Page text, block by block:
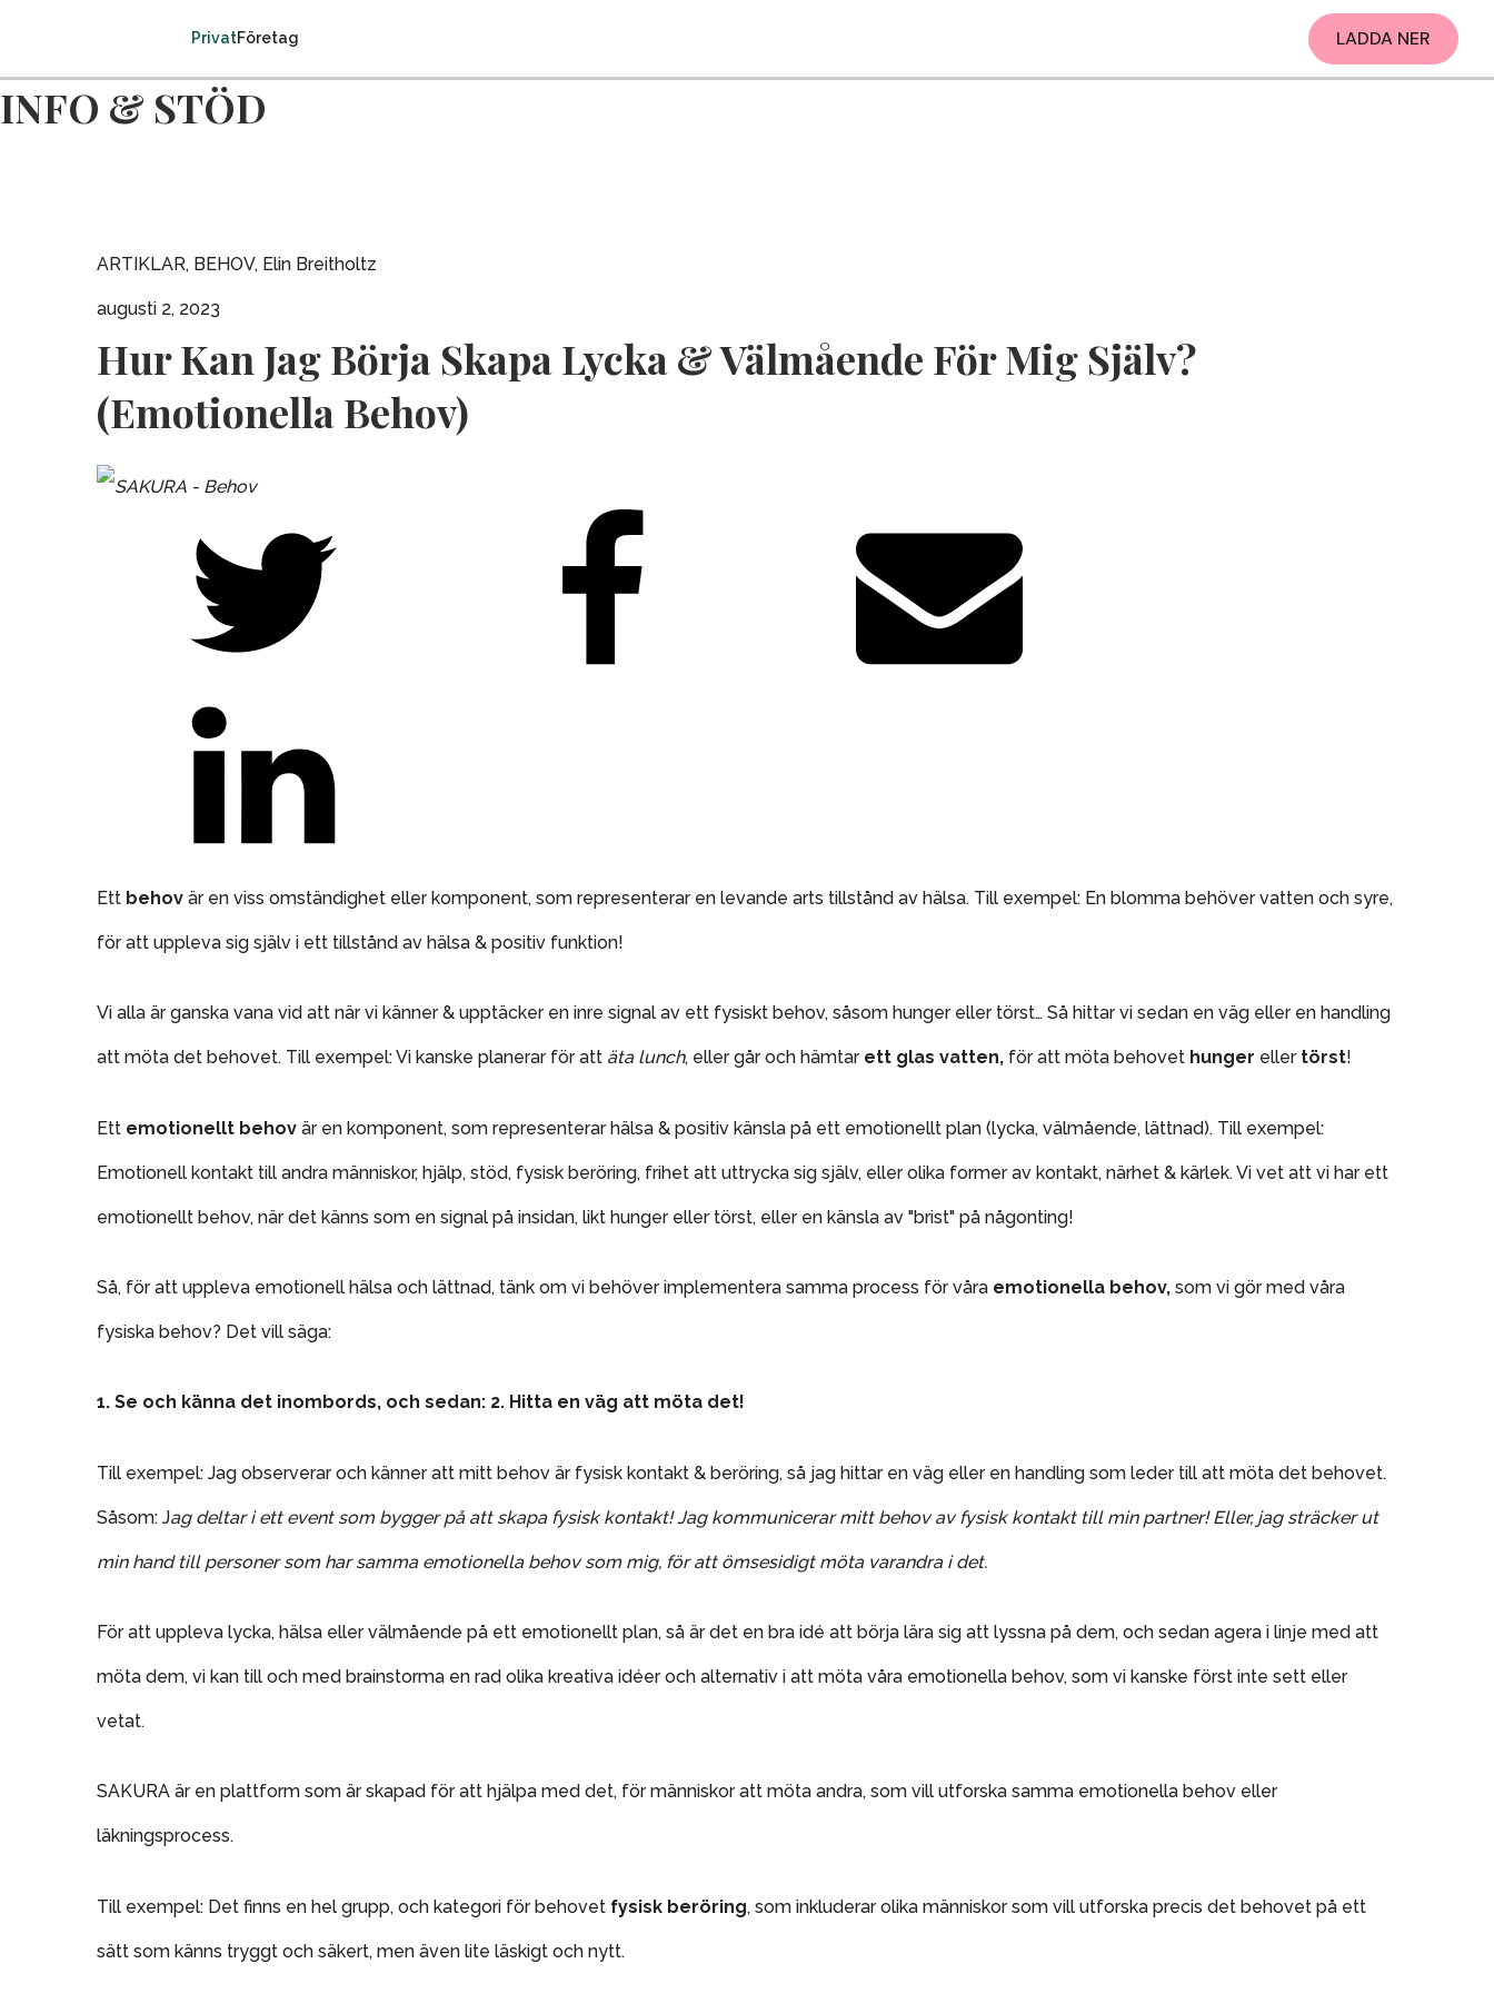
PrivatFöretag LADDA NER
INFO & STÖD
ARTIKLAR, BEHOV, Elin Breitholtz
augusti 2, 2023
Hur Kan Jag Börja Skapa Lycka & Välmående För Mig Själv?
(Emotionella Behov)
Ett behov är en viss omständighet eller komponent, som representerar en levande arts tillstånd av hälsa. Till exempel: En blomma behöver vatten och syre,
för att uppleva sig själv i ett tillstånd av hälsa & positiv funktion!
Vi alla är ganska vana vid att när vi känner & upptäcker en inre signal av ett fysiskt behov, såsom hunger eller törst… Så hittar vi sedan en väg eller en handling
att möta det behovet. Till exempel: Vi kanske planerar för att äta lunch, eller går och hämtar ett glas vatten, för att möta behovet hunger eller törst!
Ett emotionellt behov är en komponent, som representerar hälsa & positiv känsla på ett emotionellt plan (lycka, välmående, lättnad). Till exempel:
Emotionell kontakt till andra människor, hjälp, stöd, fysisk beröring, frihet att uttrycka sig själv, eller olika former av kontakt, närhet & kärlek. Vi vet att vi har ett
emotionellt behov, när det känns som en signal på insidan, likt hunger eller törst, eller en känsla av "brist" på någonting!
Så, för att uppleva emotionell hälsa och lättnad, tänk om vi behöver implementera samma process för våra emotionella behov,som vi gör med våra
fysiska behov? Det vill säga:
1. Se och känna det inombords, och sedan: 2. Hitta en väg att möta det!
Till exempel: Jag observerar och känner att mitt behov är fysisk kontakt & beröring, så jag hittar en väg eller en handling som leder till att möta det behovet.
Såsom: Jag deltar i ett event som bygger på att skapa fysisk kontakt! Jag kommunicerar mitt behov av fysisk kontakt till min partner! Eller, jag sträcker ut
min hand till personer som har samma emotionella behov som mig, för att ömsesidigt möta varandra i det.
För att uppleva lycka, hälsa eller välmående på ett emotionellt plan, så är det en bra idé att börja lära sig att lyssna på dem, och sedan agera i linje med att
möta dem, vi kan till och med brainstorma en rad olika kreativa idéer och alternativ i att möta våra emotionella behov, som vi kanske först inte sett eller
vetat.
SAKURA är en plattform som är skapad för att hjälpa med det, för människor att möta andra, som vill utforska samma emotionella behov eller
läkningsprocess.
Till exempel: Det finns en hel grupp, och kategori för behovet fysisk beröring, som inkluderar olika människor som vill utforska precis det behovet på ett
sätt som känns tryggt och säkert, men även lite läskigt och nytt.